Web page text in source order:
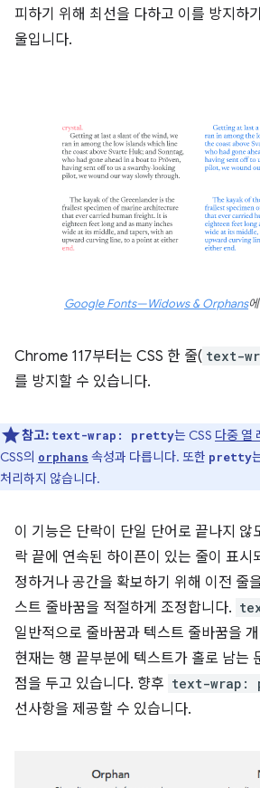
피하기 위해 최선을 다하고 이를 방지하
울입니다.
Google Fonts—Widows & Orphans
Chrome 117부터는 CSS 한 줄( text-
를 방지할 수 있습니다.
참고: text-wrap: pretty는 CSS 다중 열
CSS의 orphans 속성과 다릅니다. 또한 pretty
처리하지 않습니다.
이 기능은 단락이 단일 단어로 끝나지 않
락 끝에 연속된 하이픈이 있는 줄이 표시
정하거나 공간을 확보하기 위해 이전 줄
스트 줄바꿈을 적절하게 조정합니다.
일반적으로 줄바꿈과 텍스트 줄바꿈을
현재는 행 끝부분에 텍스트가 홀로 남는
점을 두고 있습니다. 향후 text-wrap:
선사항을 제공할 수 있습니다.